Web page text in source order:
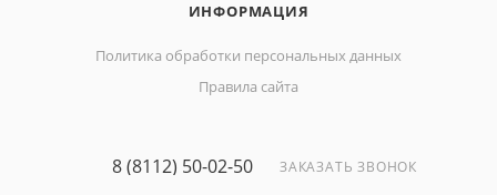
ИНФОРМАЦИЯ
Политика обработки персональных данных
Правила сайта
8 (8112) 50-02-50 ЗАКАЗАТЬ ЗВОНОК